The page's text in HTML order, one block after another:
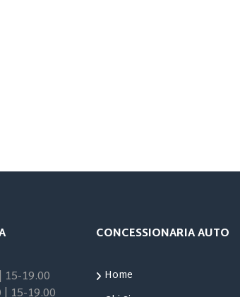
19.00
CONCESSIONARIA AUTO
Home